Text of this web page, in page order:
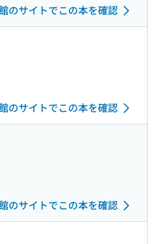
のサイトでこの本を確認
のサイトでこの本を確認
のサイトでこの本を確認